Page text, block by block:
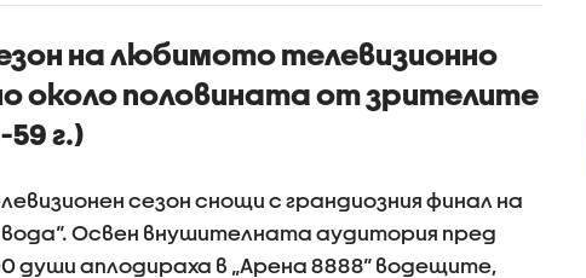
на любимото телевизионно
около половината от зрителите
г.)
сезон снощи с грандиозния финал на
Освен внушителната аудитория пред
души аплодираха в „Арена 8888“ водещите,